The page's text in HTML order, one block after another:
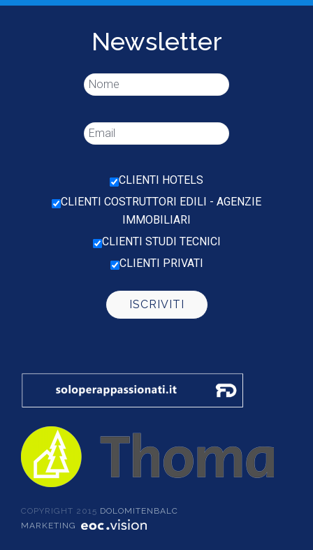
Newsletter
CLIENTI HOTELS
CLIENTI COSTRUTTORI EDILI - AGENZIE
IMMOBILIARI
CLIENTI STUDI TECNICI
CLIENTI PRIVATI
COPYRIGHT 2015 DOLOMITENBALC
MARKETING